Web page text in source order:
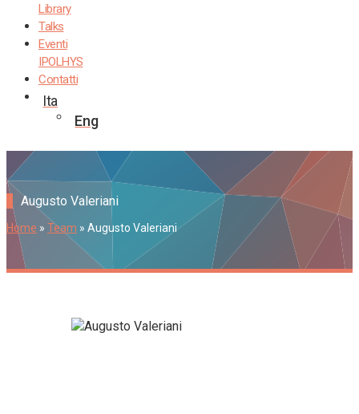
Library
Talks
Eventi
IPOLHYS
Contatti
Ita
Eng
Augusto Valeriani
Home » Team » Augusto Valeriani